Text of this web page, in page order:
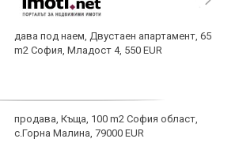
дава под наем, Двустаен апартамент, 65
m2 София, Младост 4, 550 EUR
продава, Къща, 100 m2 София област,
с.Горна Малина, 79000 EUR